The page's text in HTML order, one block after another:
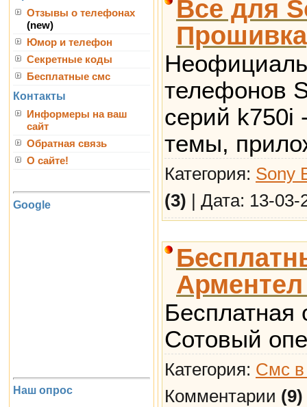
Отзывы о телефонах
(new)
Юмор и телефон
Секретные коды
Бесплатные смс
Контакты
Информеры на ваш
сайт
Обратная связь
О сайте!
Google
Наш опрос
Все для
телефонов
серий k750i
темы,
Категория: Sony
(3) | Дата: 13-03-
Бесплатная
Сотовый
Категория: Смс в
Комментарии (9)